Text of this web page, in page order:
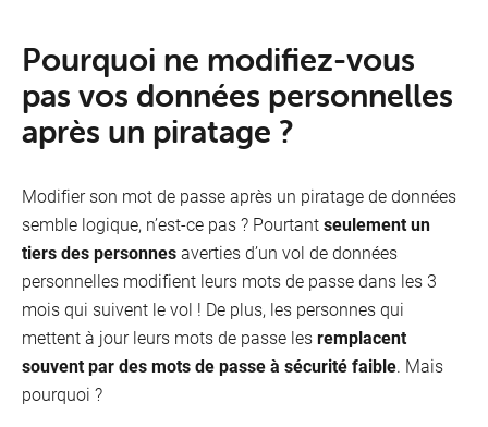
Pourquoi ne modifiez-vous
pas vos données personnelles
après un piratage ?
Modifier son mot de passe après un piratage de données
semble logique, n’est-ce pas ? Pourtantseulement un
tiers des personnesaverties d’un vol de données
personnelles modifient leurs mots de passe dans les 3
mois qui suivent le vol ! De plus, les personnes qui
mettent à jour leurs mots de passe lesremplacent
souvent par des mots de passe à sécurité faible. Mais
pourquoi ?